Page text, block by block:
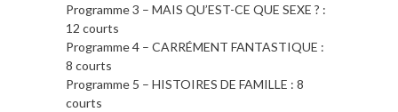
Programme 3 – MAIS QU’EST-CE QUE SEXE ? :
12 courts
Programme 4 – CARRÉMENT FANTASTIQUE :
8 courts
Programme 5 – HISTOIRES DE FAMILLE : 8
courts